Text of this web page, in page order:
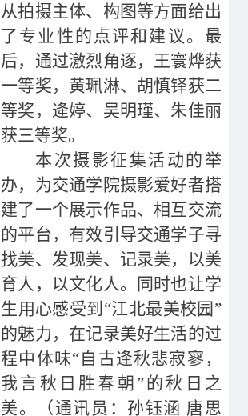
从拍摄主体、构图等方面给出
了专业性的点评和建议。最
后，通过激烈角逐，王寰烨获
一等奖，黄珮淋、胡慎铎获二
等奖，逄婷、吴明瑾、朱佳丽
获三等奖。
本次摄影征集活动的举
办，为交通学院摄影爱好者搭
建了一个展示作品、相互交流
的平台，有效引导交通学子寻
找美、发现美、记录美，以美
育人，以文化人。同时也让学
生用心感受到“江北最美校园”
的魅力，在记录美好生活的过
程中体味“自古逢秋悲寂寥，
我言秋日胜春朝”的秋日之
美。（通讯员：孙钰涵 唐思